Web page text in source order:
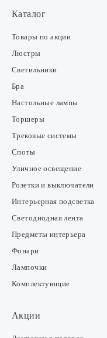
Каталог
Товары по акции
Люстры
Светильники
Бра
Настольные лампы
Торшеры
Трековые системы
Споты
Уличное освещение
Розетки и выключатели
Интерьерная подсветка
Светодиодная лента
Предметы интерьера
Фонари
Лампочки
Комплектующие
Акции